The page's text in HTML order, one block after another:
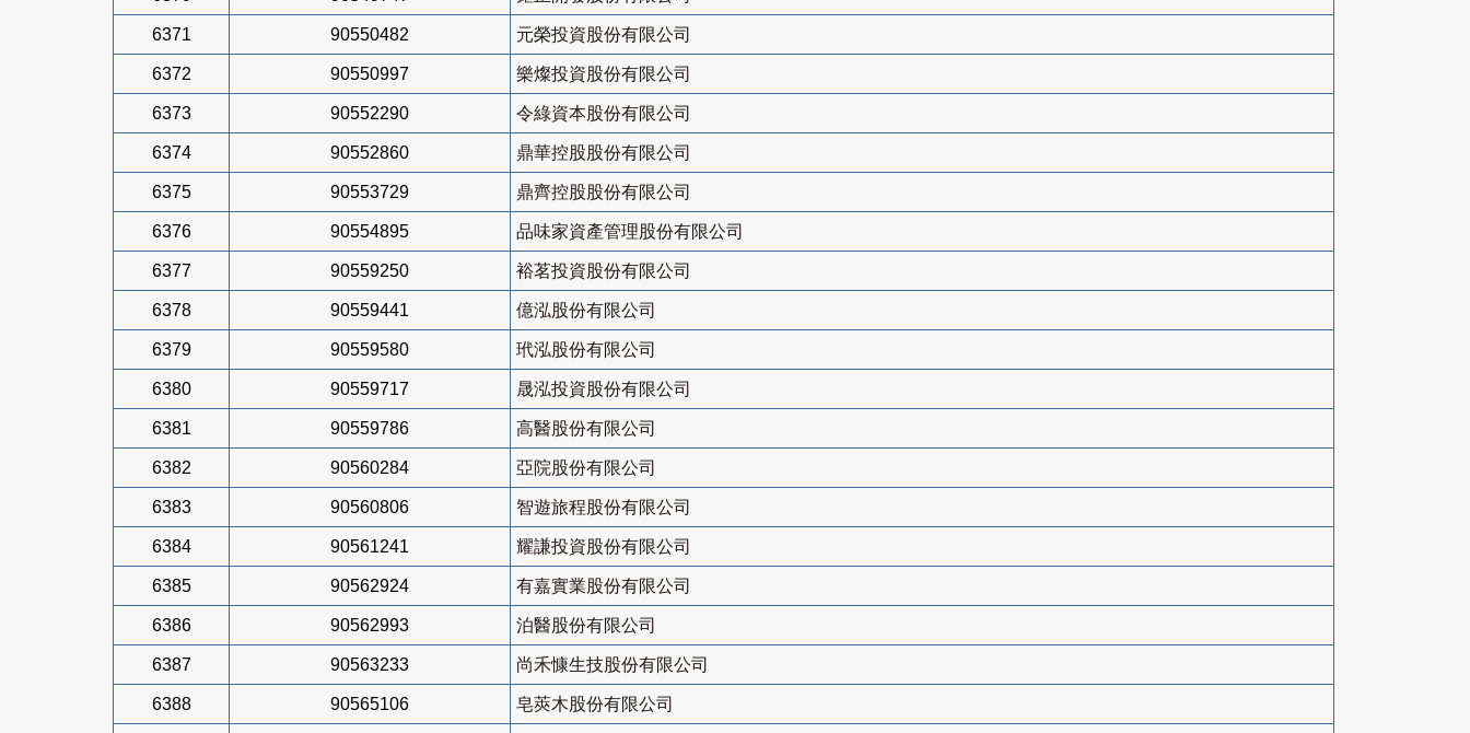
6371 90550482 元榮投資股份有限公司
6372 90550997 樂燦投資股份有限公司
6373 90552290 令綠資本股份有限公司
6374 90552860 鼎華控股股份有限公司
6375 90553729 鼎齊控股股份有限公司
6376 90554895 品味家資產管理股份有限公司
6377 90559250 裕茗投資股份有限公司
6378 90559441 億泓股份有限公司
6379 90559580 玳泓股份有限公司
6380 90559717 晟泓投資股份有限公司
6381 90559786 高醫股份有限公司
6382 90560284 亞院股份有限公司
6383 90560806 智遊旅程股份有限公司
6384 90561241 耀謙投資股份有限公司
6385 90562924 有嘉實業股份有限公司
6386 90562993 泊醫股份有限公司
6387 90563233 尚禾慷生技股份有限公司
6388 90565106 皂莢木股份有限公司